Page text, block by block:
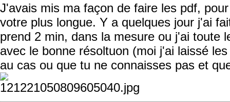
J'avais mis ma façon de faire les pdf,
votre plus longue. Y a quelques jour j'ai
prend 2 min, dans la mesure ou j'ai toute
avec le bonne résoltuon (moi j'ai laissé
au cas ou que tu ne connaisses pas et